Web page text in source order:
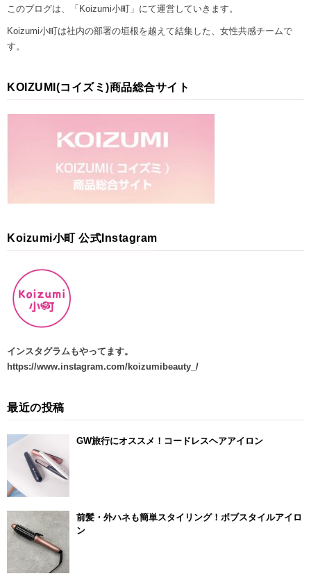
このブログは、「Koizumi小町」にて運営していきます。
Koizumi小町は社内の部署の垣根を越えて結集した、女性共感チームで
す。
KOIZUMI(コイズミ)商品総合サイト
Koizumi小町 公式Instagram
インスタグラムもやってます。
https://www.instagram.com/koizumibeauty_/
最近の投稿
GW旅行にオススメ！コードレスヘアアイロン
前髪・外ハネも簡単スタイリング！ボブスタイルアイロ
ン